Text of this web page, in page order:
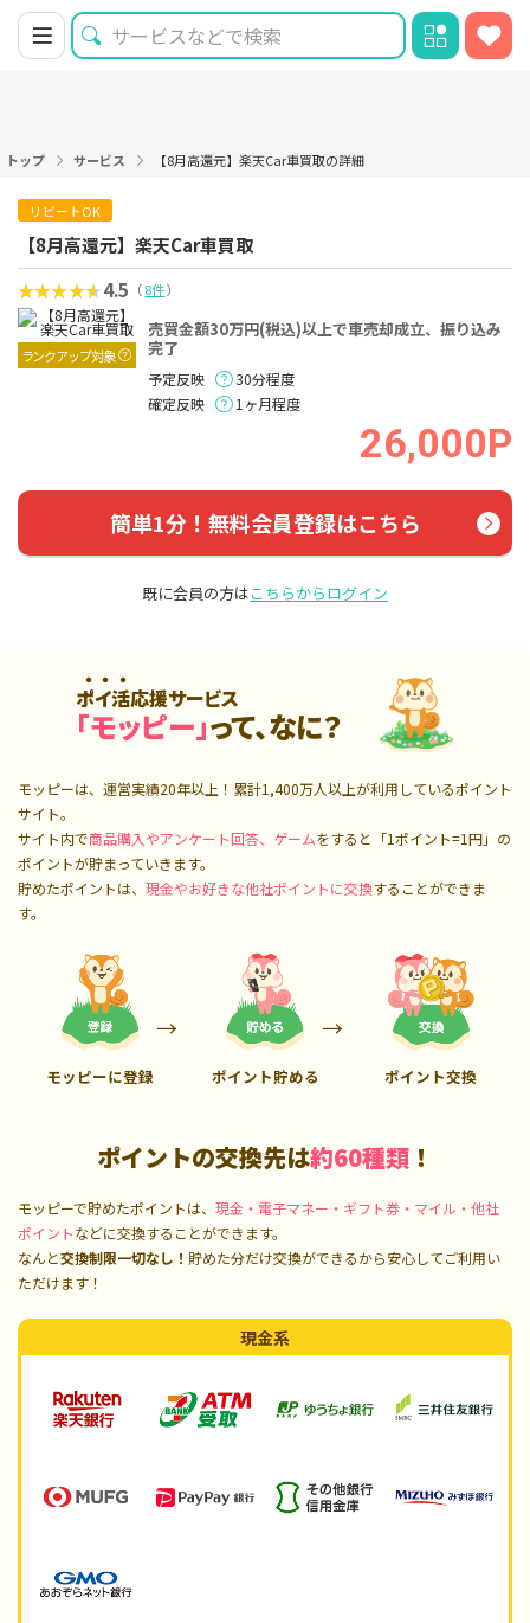
トップ サービス 【8月高還元】楽天Car車買取の詳細
リピートOK
【8月高還元】楽天Car車買取
4.5 （8件）
ランクアップ対象
売買金額30万円(税込)以上で車売却成立、振り込み
完了
予定反映
30分程度
確定反映
1ヶ月程度
26,000P
簡単1分！無料会員登録はこちら
既に会員の方はこちらからログイン
ポイ活応援サービス
「モッピー」って、なに？
モッピーは、運営実績20年以上！累計1,400万人以上が利用しているポイント
サイト。
サイト内で商品購入やアンケート回答、ゲームをすると「1ポイント=1円」の
ポイントが貯まっていきます。
貯めたポイントは、 現金やお好きな他社ポイントに交換することができま
す。
モッピーに登録 ポイント貯める ポイント交換
ポイントの交換先は約60種類 ！
モッピーで貯めたポイントは、 現金・電子マネー・ギフト券・マイル・他社
ポイントなどに交換することができます。
なんと交換制限一切なし！ 貯めた分だけ交換ができるから安心してご利用い
ただけます！
現金系